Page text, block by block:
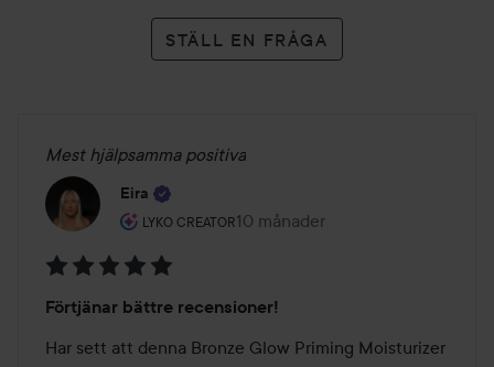
STÄLL EN FRÅGA
Mest hjälpsamma positiva
Eira
LYKO CREATOR
Användarens roll: Lyko Creator.
10 månader
Inlägget skapades 10 månader
5
av
Förtjänar bättre recensioner!
Har sett att denna Bronze Glow Priming Moisturizer